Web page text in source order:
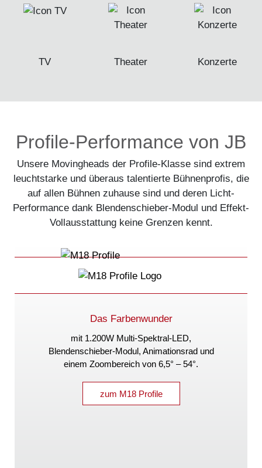
TV Theater Konzerte
Profile-Performance von JB
Unsere Movingheads der Profile-Klasse sind extrem
leuchtstarke und überaus talentierte Bühnenprofis, die
auf allen Bühnen zuhause sind und deren Licht-
Performance dank Blendenschieber-Modul und Effekt-
Vollausstattung keine Grenzen kennt.
Das Farbenwunder
mit 1.200W Multi-Spektral-LED,
Blendenschieber-Modul, Animationsrad und
einem Zoombereich von 6,5° – 54°.
zum M18 Profile